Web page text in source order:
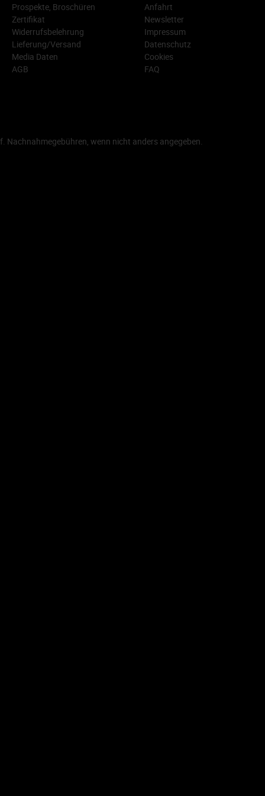
Prospekte, Broschüren
Zertifikat
Widerrufsbelehrung
Lieferung/Versand
Media Daten
AGB
Anfahrt
Newsletter
Impressum
Datenschutz
Cookies
FAQ
Nachnahmegebühren, wenn nicht anders angegeben.